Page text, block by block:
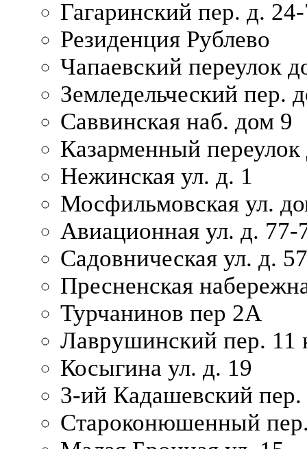
Гагаринский пер. д.
Резиденция Рублево
Чапаевский переулок
Земледельческий пер.
Саввинская наб. дом 9
Казарменный переулок
Нежинская ул. д. 1
Мосфильмовская ул.
Авиационная ул. д. 77-
Садовническая ул. д.
Пресненская
Турчанинов пер 2А
Лаврушинский пер. 11
Косыгина ул. д. 19
3-ий Кадашевский пер.
Староконюшенный